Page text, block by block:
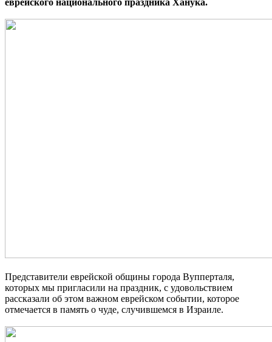
еврейского национального праздника Ханука.
Представители еврейской общины города Вупперталя,
которых мы пригласили на праздник, с удовольствием
рассказали об этом важном еврейском событии, которое
отмечается в память о чуде, случившемся в Израиле.